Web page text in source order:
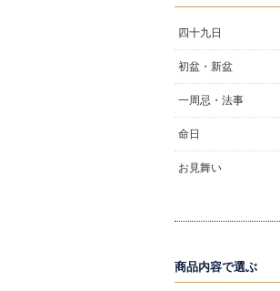
四十九日
初盆・新盆
一周忌・法事
命日
お見舞い
商品内容で選ぶ